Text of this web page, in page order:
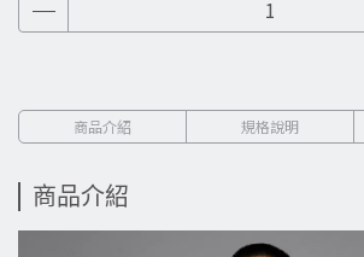
商品介紹 規格說明
商品介紹